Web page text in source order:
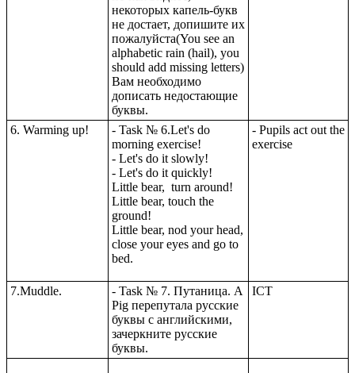
некоторых капель-букв
не достает, допишите их
пожалуйста(You see an
alphabetic rain (hail), you
should add missing letters)
Вам необходимо
дописать недостающие
буквы.
6. Warming up!
- Task № 6.Let's do
morning exercise!
- Let's do it slowly!
- Let's do it quickly!
Little bear, turn around!
Little bear, touch the
ground!
Little bear, nod your head,
close your eyes and go to
bed.
- Pupils act out the
exercise
7.Muddle.
- Task № 7. Путаница. A
Pig перепутала русские
буквы с английскими,
зачеркните русские
буквы.
ICT